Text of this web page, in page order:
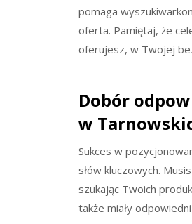
pomaga
oferta. Pamiętaj, że
oferujesz, w Twojej
Dobór
w
Sukces w
słów kluczowych.
szukając Twoich
także miały